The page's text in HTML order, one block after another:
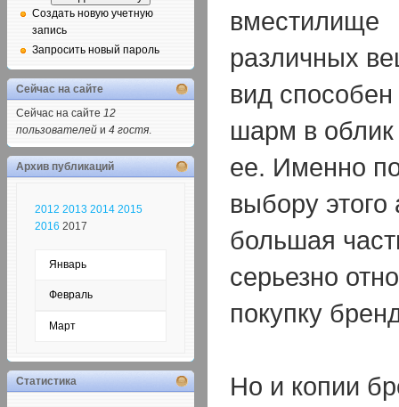
вместилище
различных
вид
шарм в
ее. Именно
выбору этого
большая
серьезно
покупку
Но и копии
Создать новую учетную
запись
Запросить новый пароль
Сейчас на сайте
Сейчас на сайте 12
пользователей и 4 гостя.
Архив публикаций
2012 2013 2014 2015
2016 2017
Январь
Февраль
Март
Статистика